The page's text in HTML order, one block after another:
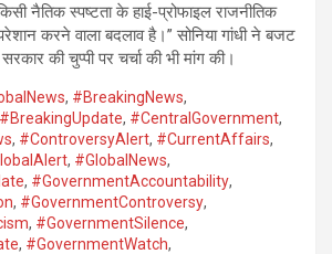
नैतिक स्पष्टता के हाई-प्रोफाइल राजनीतिक
करने वाला बदलाव है।” सोनिया गांधी ने बजट
की चुप्पी पर चर्चा की भी मांग की।
, #BreakingNews,
#BreakingUpdate, #CentralGovernment,
, #ControversyAlert, #CurrentAffairs,
, #GlobalNews,
, #GovernmentAccountability,
, #GovernmentControversy,
, #GovernmentSilence,
, #GovernmentWatch,